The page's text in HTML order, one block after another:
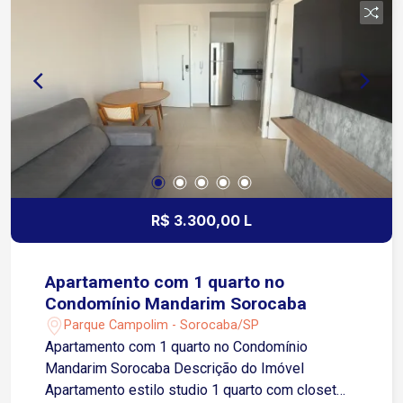
Portaria 24 horas Piscina Salão de festas
Churrasqueira Jardim Circuito interno de TV Cerca
moderno, com padrão de acabamento, tecnologia,
segurança e uma infraestrutura completa para
morar com conforto. Agende sua visita e venha
conhecer este imóvel!
R$ 3.300,00 L
Apartamento com 1 quarto no
Condomínio Mandarim Sorocaba
Parque Campolim - Sorocaba/SP
Apartamento com 1 quarto no Condomínio
Mandarim Sorocaba Descrição do Imóvel
Apartamento estilo studio 1 quarto com closet